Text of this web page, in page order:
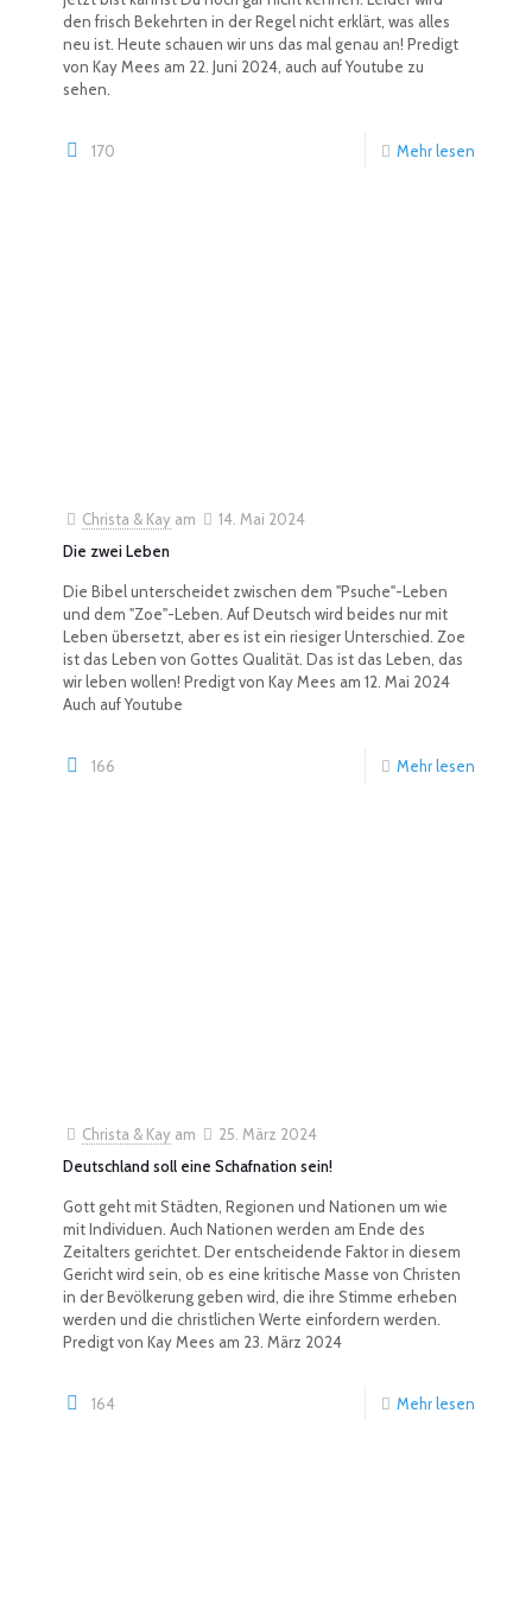
den frisch Bekehrten in der Regel nicht erklärt, was alles
neu ist. Heute schauen wir uns das mal genau an! Predigt
von Kay Mees am 22. Juni 2024, auch auf Youtube zu
sehen.
170 Mehr lesen
Christa & Kay am
14. Mai 2024
Die zwei Leben
Die Bibel unterscheidet zwischen dem "Psuche"-Leben
und dem "Zoe"-Leben. Auf Deutsch wird beides nur mit
Leben übersetzt, aber es ist ein riesiger Unterschied. Zoe
ist das Leben von Gottes Qualität. Das ist das Leben, das
wir leben wollen! Predigt von Kay Mees am 12. Mai 2024
Auch auf Youtube
166 Mehr lesen
Christa & Kay am
25. März 2024
Deutschland soll eine Schafnation sein!
Gott geht mit Städten, Regionen und Nationen um wie
mit Individuen. Auch Nationen werden am Ende des
Zeitalters gerichtet. Der entscheidende Faktor in diesem
Gericht wird sein, ob es eine kritische Masse von Christen
in der Bevölkerung geben wird, die ihre Stimme erheben
werden und die christlichen Werte einfordern werden.
Predigt von Kay Mees am 23. März 2024
164 Mehr lesen